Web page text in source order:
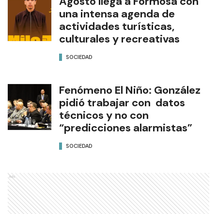
una intensa agenda de
actividades turísticas,
culturales y recreativas
SOCIEDAD
Fenómeno El Niño: González
pidió trabajar con datos
técnicos y no con
“predicciones alarmistas”
SOCIEDAD
Ads